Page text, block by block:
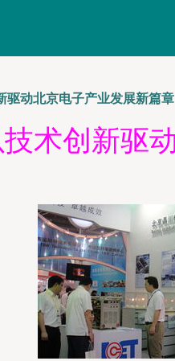
驱动北京电子产业发展新篇章
术创新驱